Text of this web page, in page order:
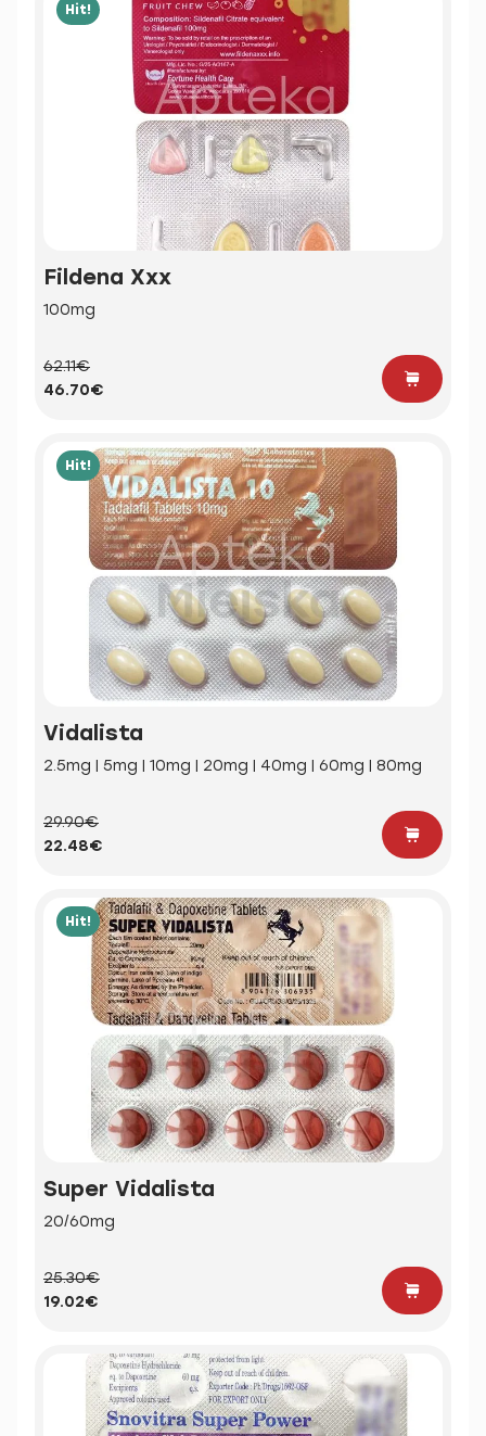
Hit!
Fildena Xxx
100mg
62.11€
46.70€
Hit!
Vidalista
2.5mg | 5mg | 10mg | 20mg | 40mg | 60mg | 80mg
29.90€
22.48€
Hit!
Super Vidalista
20/60mg
25.30€
19.02€